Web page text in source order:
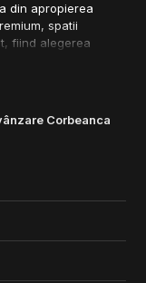
Corbeanca
din apropierea
spatii
fiind alegerea
pentru fiecare